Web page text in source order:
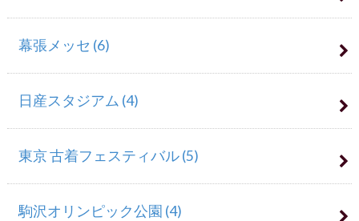
幕張メッセ (6)
日産スタジアム (4)
東京 古着フェスティバル(5)
駒沢オリンピック公園 (4)